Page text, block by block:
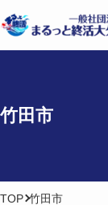
竹田市
TOP 竹田市